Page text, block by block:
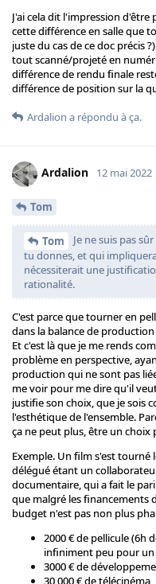
J'ai cela dit l'impression d'être
cette différence en salle que
juste du cas de ce doc précis
tout scanné/projeté en
différence de rendu finale
différence de position sur la
Ardalion a répondu à ça.
Ardalion 12 mai 2022
Tom
Tom
Je ne suis pas
tu donnes, et qui
nécessiterait une
rationalité.
C'est parce que tourner en
dans la balance de
Et c'est là que je me rends
problème en perspective,
production qui ne sont pas
me voir pour me dire qu'il
justifie son choix, que je sois
l'esthétique de l'ensemble.
ça ne peut plus, être un choix
Exemple. Un film s'est tourné
délégué étant un
documentaire, qui a fait le
que malgré les financements
budget n'est pas non plus
2000 € de pellicule (6h
infiniment peu pour
3000 € de
30 000 € de télécinéma